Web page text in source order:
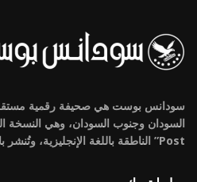
سودانس بوست هي صحيفة رقمية
Post” الناطقة باللغة الإنجليزية، وتُنشر بالكامل باللغة العربية.